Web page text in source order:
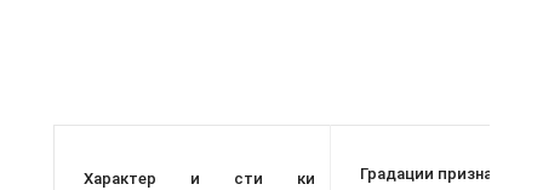
Характер и сти ки
Градации признаков